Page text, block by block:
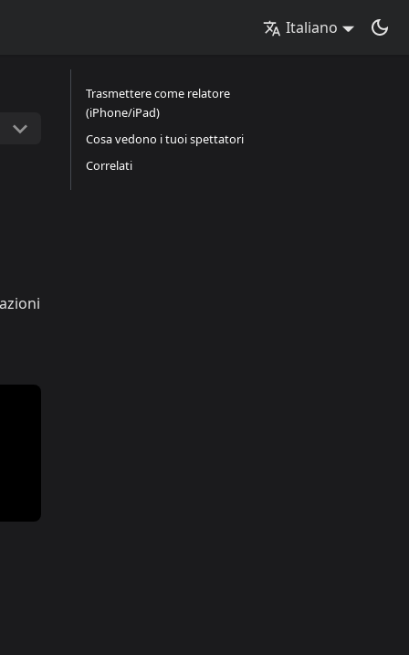
Italiano
Trasmettere come relatore
(iPhone/iPad)
Cosa vedono i tuoi spettatori
Correlati